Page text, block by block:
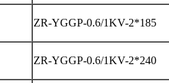
ZR-YGGP-0.6/1KV-2*185
ZR-YGGP-0.6/1KV-2*240